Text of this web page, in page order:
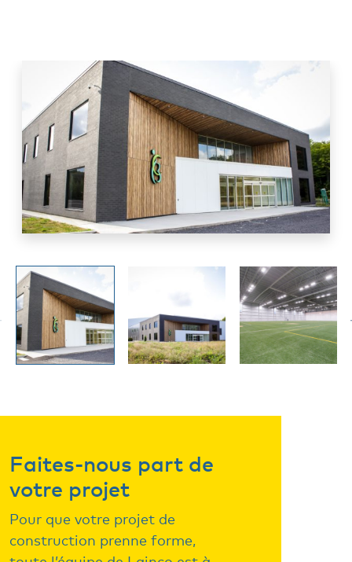
Faites-nous part de
votre projet
Pour que votre projet de
construction prenne forme,